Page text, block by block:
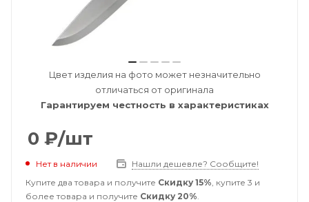
Цвет изделия на фото может незначительно
отличаться от оригинала
Гарантируем честность в характеристиках
0 ₽/шт
Нет в наличии
Нашли дешевле? Сообщите!
Купите два товара и получите Скидку 15%, купите 3 и
более товара и получите Скидку 20%.